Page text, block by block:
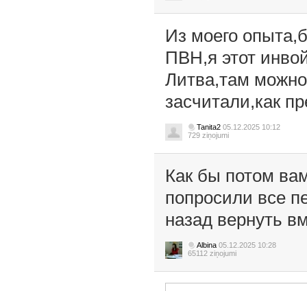
Из моего
ПВН,я этот
Литва,там
засчитали,как
Tanita2 05.12.2025 10:12
729 ziņojumi
Как бы потом
попросили все
назад вернуть
Albina 05.12.2025 10:28
65112 ziņojumi